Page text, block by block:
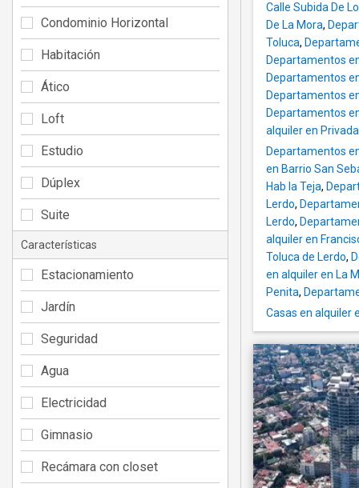
Calle Subida De
De La Mora,
Toluca,
Departamentos
Departamentos
Departamentos
Departamentos
alquiler en
Departamentos
en Barrio San
Hab la Teja,
Lerdo,
Lerdo,
alquiler en
Toluca de Lerdo,
en alquiler en La
Penita,
Casas en alquiler
Condominio Horizontal
Habitación
Ático
Loft
Estudio
Dúplex
Suite
Características
Estacionamiento
Jardín
Seguridad
Agua
Electricidad
Gimnasio
Recámara con closet